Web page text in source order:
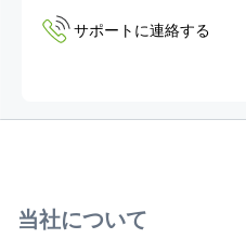
サポートに連絡する
当社について